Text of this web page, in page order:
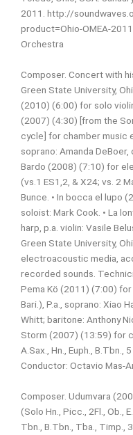
2011. http://
product=Ohio-OMEA-
Orchestra
Composer. Concert with
Green State University,
(2010) (6:00) for solo
(2007) (4:30) [from the
cycle] for chamber music
soprano: Amanda DeBoer,
Bardo (2008) (7:10) for
(vs.1 ES1,2, & X24; vs. 2
Bunce. • In bocca el lupo
soloist: Mark Cook. • La
harp, p.a. violin: Vasile
Green State University,
electroacoustic media,
recorded sounds.
Pema Kö (2011) (7:00)
Bari.), P.a., soprano: Xiao
Whitt; baritone: Anthony
Storm (2007) (13:59) for
A.Sax., Hn., Euph., B.Tbn.,
Conductor: Octavio Mas-
Composer. Udumvara
(Solo Hn., Picc., 2Fl., Ob.,
Tbn., B.Tbn., Tba., Timp.,